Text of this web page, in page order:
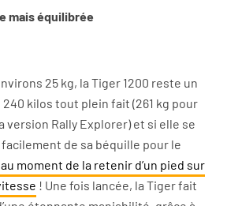
mais équilibrée
25 kg, la Tiger 1200 reste un
240 kilos tout plein fait (261 kg pour
version Rally Explorer) et si elle se
de sa béquille pour le
moment de la retenir d’un pied sur
! Une fois lancée, la Tiger fait